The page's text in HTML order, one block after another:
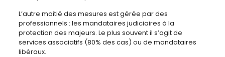
L’autre moitié des mesures est gérée par des
professionnels : les mandataires judiciaires à la
protection des majeurs. Le plus souvent il s’agit de
services associatifs (80% des cas) ou de mandataires
libéraux.